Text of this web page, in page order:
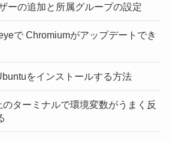
ーの追加と所属グループの設定
で Chromiumがアップデートでき
をインストールする方法
のターミナルで環境変数がうまく反